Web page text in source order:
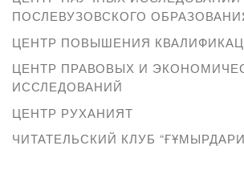
ПОСЛЕВУЗОВСКОГО
ЦЕНТР ПОВЫШЕНИЯ
ЦЕНТР ПРАВОВЫХ И
ИССЛЕДОВАНИЙ
ЦЕНТР РУХАНИЯТ
ЧИТАТЕЛЬСКИЙ КЛУБ